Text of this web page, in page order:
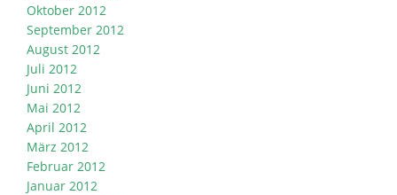
Oktober 2012
September 2012
August 2012
Juli 2012
Juni 2012
Mai 2012
April 2012
März 2012
Februar 2012
Januar 2012